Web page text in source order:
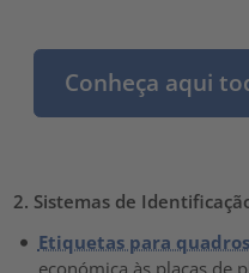
Conheça aqui
2. Sistemas de
Etiquetas para
económica às placas de